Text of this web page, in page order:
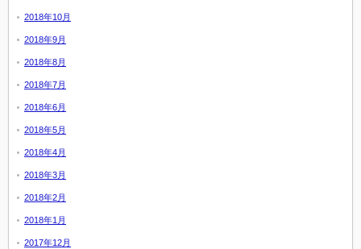
2018年10月
2018年9月
2018年8月
2018年7月
2018年6月
2018年5月
2018年4月
2018年3月
2018年2月
2018年1月
2017年12月